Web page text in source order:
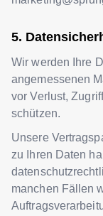
Wir werden Ihre
angemessenen
vor Verlust,
schützen.
Unsere
zu Ihren Daten
manchen Fällen